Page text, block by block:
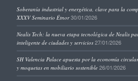
Soberanía industrial y energética, clave para la
XXXV Seminario Étnor 30/01/2026
Nealis Tech: la nueva etapa tecnológica de Nealis
inteligente de ciudades y servicios 27/01/2026
SH Valencia Palace apuesta por la economía
y moquetas en mobiliario sostenible 26/01/2026